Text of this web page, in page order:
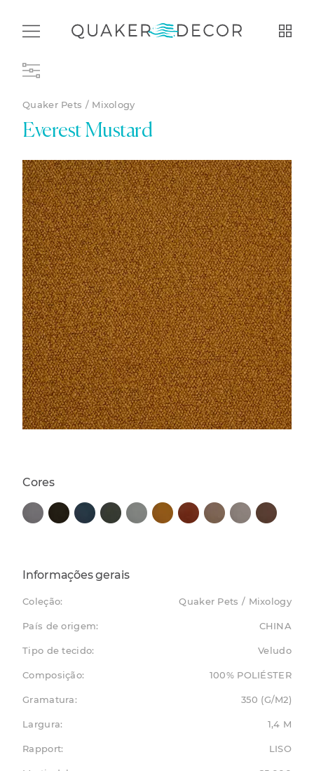
Quaker Pets / Mixology
Everest Mustard
Cores
Informações gerais
Coleção: Quaker Pets / Mixology
País de origem: CHINA
Tipo de tecido: Veludo
Composição: 100% POLIÉSTER
Gramatura: 350 (G/M2)
Largura: 1,4 M
Rapport: LISO